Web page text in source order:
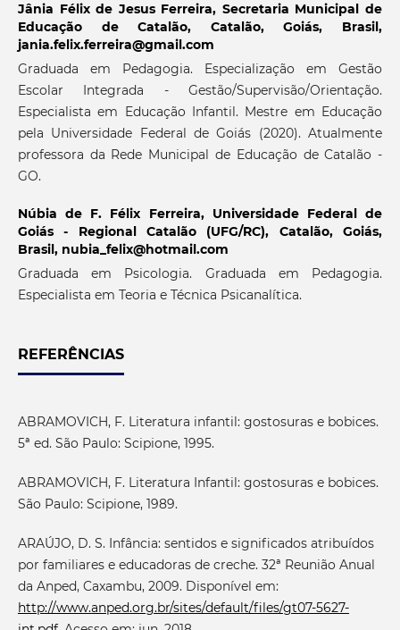
Jânia Félix de Jesus Ferreira, Secretaria Municipal de
Educação de Catalão, Catalão, Goiás, Brasil,
jania.felix.ferreira@gmail.com
Graduada em Pedagogia. Especialização em Gestão
Escolar Integrada - Gestão/Supervisão/Orientação.
Especialista em Educação Infantil. Mestre em Educação
pela Universidade Federal de Goiás (2020). Atualmente
professora da Rede Municipal de Educação de Catalão -
GO.
Núbia de F. Félix Ferreira, Universidade Federal de
Goiás - Regional Catalão (UFG/RC), Catalão, Goiás,
Brasil, nubia_felix@hotmail.com
Graduada em Psicologia. Graduada em Pedagogia.
Especialista em Teoria e Técnica Psicanalítica.
REFERÊNCIAS
ABRAMOVICH, F. Literatura infantil: gostosuras e bobices.
5ª ed. São Paulo: Scipione, 1995.
ABRAMOVICH, F. Literatura Infantil: gostosuras e bobices.
São Paulo: Scipione, 1989.
ARAÚJO, D. S. Infância: sentidos e significados atribuídos
por familiares e educadoras de creche. 32ª Reunião Anual
da Anped, Caxambu, 2009. Disponível em:
http://www.anped.org.br/sites/default/files/gt07-5627-